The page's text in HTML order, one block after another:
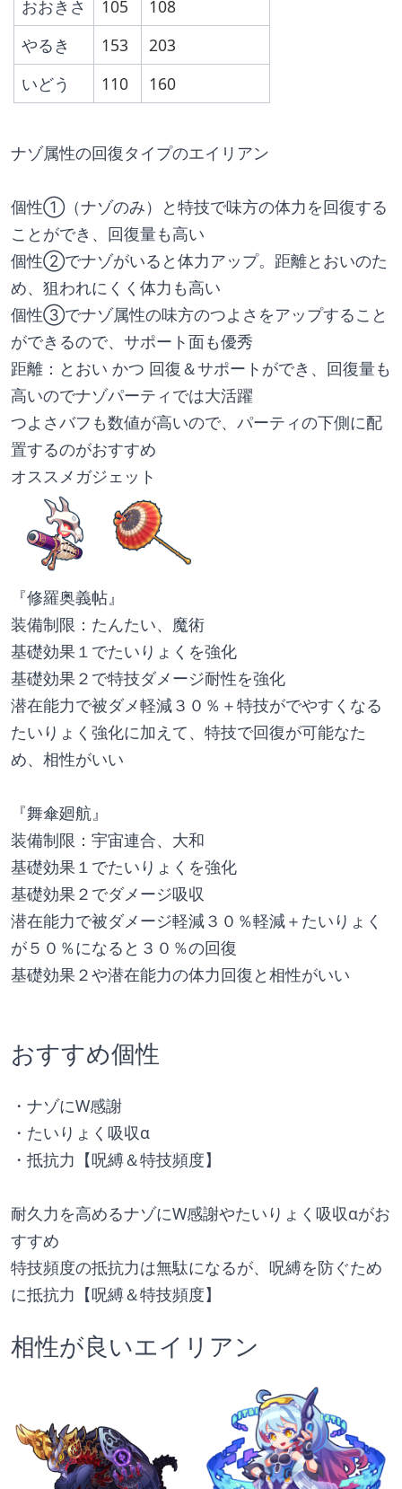
おおきさ
105
108
やるき
153
203
いどう
110 160
ナゾ属性の回復タイプのエイリアン
個性①（ナゾのみ）と特技で味方の体力を回復する
ことができ、回復量も高い
個性②でナゾがいると体力アップ。距離とおいのた
め、狙われにくく体力も高い
個性③でナゾ属性の味方のつよさをアップすること
ができるので、サポート面も優秀
距離：とおい かつ 回復＆サポートができ、回復量も
高いのでナゾパーティでは大活躍
つよさバフも数値が高いので、パーティの下側に配
置するのがおすすめ
オススメガジェット
『修羅奥義帖』
装備制限：たんたい、魔術
基礎効果１でたいりょくを強化
基礎効果２で特技ダメージ耐性を強化
潜在能力で被ダメ軽減３０％＋特技がでやすくなる
たいりょく強化に加えて、特技で回復が可能なた
め、相性がいい
『舞傘廻航』
装備制限：宇宙連合、大和
基礎効果１でたいりょくを強化
基礎効果２でダメージ吸収
潜在能力で被ダメージ軽減３０％軽減＋たいりょく
が５０％になると３０％の回復
基礎効果２や潜在能力の体力回復と相性がいい
おすすめ個性
・ナゾにW感謝
・たいりょく吸収α
・抵抗力【呪縛＆特技頻度】
耐久力を高めるナゾにW感謝やたいりょく吸収αがお
すすめ
特技頻度の抵抗力は無駄になるが、呪縛を防ぐため
に抵抗力【呪縛＆特技頻度】
相性が良いエイリアン